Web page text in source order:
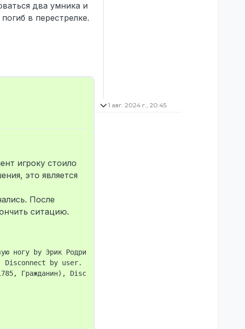
два умника и
в перестрелке.
игроку стоило
это является
После
ситацию.
ногу by Эрик Родригес (STEAM_0:1:825846007,
Disconnect by user.
Гражданин), Disconnect by user.
1 авг. 2024 г., 20:45